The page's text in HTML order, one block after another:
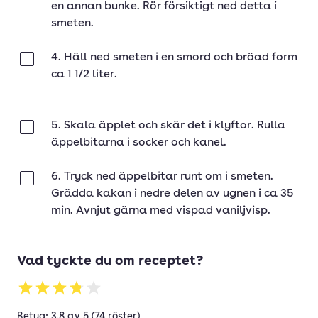
en annan bunke. Rör försiktigt ned detta i
smeten.
4. Häll ned smeten i en smord och bröad form
ca 1 1/2 liter.
5. Skala äpplet och skär det i klyftor. Rulla
äppelbitarna i socker och kanel.
6. Tryck ned äppelbitar runt om i smeten.
Grädda kakan i nedre delen av ugnen i ca 35
min. Avnjut gärna med vispad vaniljvisp.
Vad tyckte du om receptet?